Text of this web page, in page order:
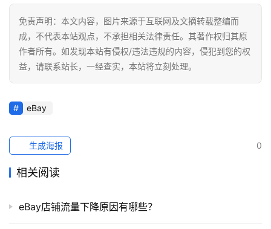
免责声明：本文内容，图片来源于互联网及文摘转载整编而
成，不代表本站观点，不承担相关法律责任。其著作权归其原
作者所有。如发现本站有侵权/违法违规的内容，侵犯到您的权
益，请联系站长，一经查实，本站将立刻处理。
eBay
0
生成海报
相关阅读
eBay店铺流量下降原因有哪些？